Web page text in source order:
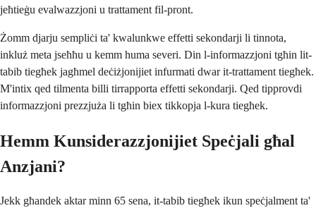
jeħtieġu evalwazzjoni u trattament fil-pront.
Żomm djarju sempliċi ta' kwalunkwe effetti sekondarji li tinnota,
inkluż meta jseħħu u kemm huma severi. Din l-informazzjoni tgħin lit-
tabib tiegħek jagħmel deċiżjonijiet infurmati dwar it-trattament tiegħek.
M'intix qed tilmenta billi tirrapporta effetti sekondarji. Qed tipprovdi
informazzjoni prezzjuża li tgħin biex tikkopja l-kura tiegħek.
Hemm Kunsiderazzjonijiet Speċjali għal
Anzjani?
Jekk għandek aktar minn 65 sena, it-tabib tiegħek ikun speċjalment ta'